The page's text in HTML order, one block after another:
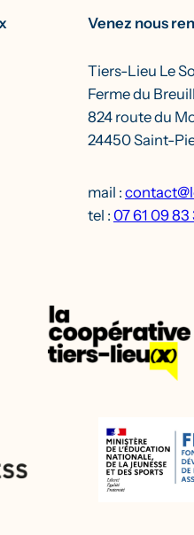
Venez nous
Tiers-Lieu Le
Ferme du
824 route du
24450 Saint-
mail :
tel : 07 61 09 83